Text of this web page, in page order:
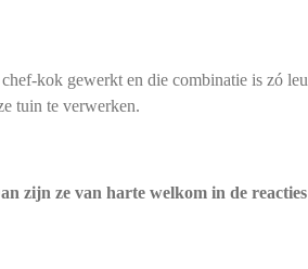
kok gewerkt en die combinatie is zó
tuin te verwerken.
zijn ze van harte welkom in de